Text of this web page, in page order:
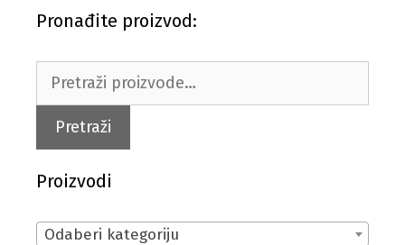
Pronađite proizvod:
Pretraži
Proizvodi
Odaberi kategoriju